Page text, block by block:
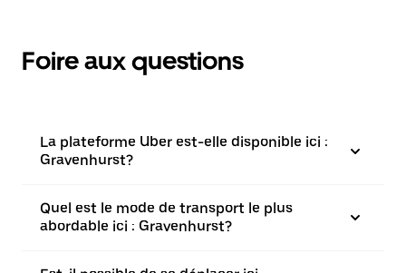
Foire aux questions
La plateforme Uber est-elle disponible ici :
Gravenhurst?
Quel est le mode de transport le plus
abordable ici : Gravenhurst?